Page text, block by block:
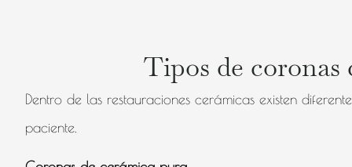
Tipos de coronas
Dentro de las restauraciones cerámicas existen
paciente.